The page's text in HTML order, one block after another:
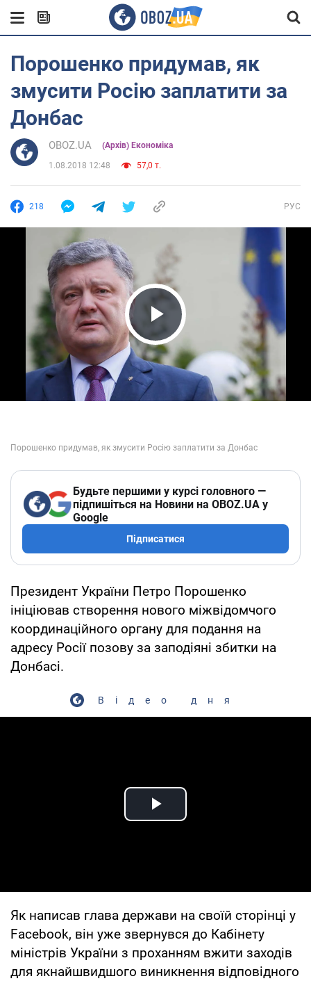
Порошенко придумав, як
змусити Росію заплатити за
Донбас
OBOZ.UA (Архів) Економіка
1.08.2018 12:48 57,0 т.
218 РУС
Play Video
Будьте першими у курсі головного —
підпишіться на Новини на OBOZ.UA у
Google
Підписатися
Президент України Петро Порошенко
ініціював створення нового міжвідомчого
координаційного органу для подання на
адресу Росії позову за заподіяні збитки на
Донбасі.
Відео дня
Play Video
Як написав глава держави на своїй сторінці у
Facebook, він уже звернувся до Кабінету
міністрів України з проханням вжити заходів
для якнайшвидшого виникнення відповідного